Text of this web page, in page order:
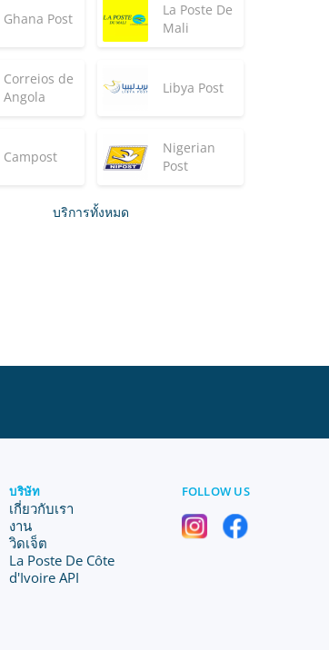
Ghana Post
La Poste De
Mali
Correios de
Angola
Libya Post
Campost
Nigerian
Post
บริการทั้งหมด
บริษัท
เกี่ยวกับเรา
งาน
วิดเจ็ต
La Poste De Côte
d'Ivoire API
FOLLOW US